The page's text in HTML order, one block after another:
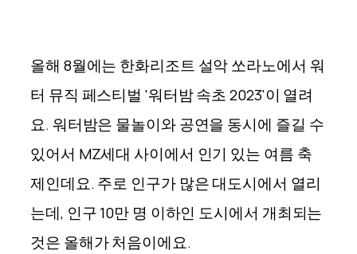
올해 8월에는 한화리조트 설악 쏘라노에서 워
터 뮤직 페스티벌 '워터밤 속초 2023'이 열려
요. 워터밤은 물놀이와 공연을 동시에 즐길 수
있어서 MZ세대 사이에서 인기 있는 여름 축
제인데요. 주로 인구가 많은 대도시에서 열리
는데, 인구 10만 명 이하인 도시에서 개최되는
것은 올해가 처음이에요.